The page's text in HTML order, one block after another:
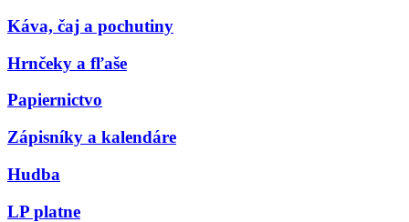
Káva, čaj a pochutiny
Hrnčeky a fľaše
Papiernictvo
Zápisníky a kalendáre
Hudba
LP platne